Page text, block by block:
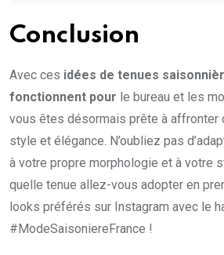
Conclusion
Avec ces idées de tenues
fonctionnent pour le bureau et les
vous êtes désormais prête à affronter
style et élégance. N’oubliez pas
à votre propre morphologie et à votre
quelle tenue allez-vous adopter en
looks préférés sur Instagram avec le
#ModeSaisoniereFrance !